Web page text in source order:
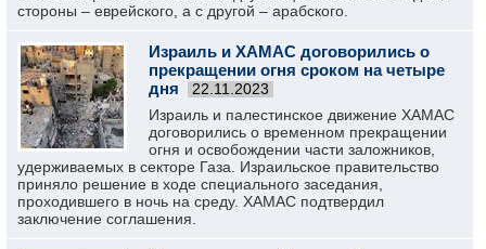
стороны – еврейского, а с другой – арабского.
Израиль и ХАМАС договорились о
прекращении огня сроком на четыре
дня
22.11.2023
Израиль и палестинское движение ХАМАС
договорились о временном прекращении
огня и освобождении части заложников,
удерживаемых в секторе Газа. Израильское правительство
приняло решение в ходе специального заседания,
проходившего в ночь на среду. ХАМАС подтвердил
заключение соглашения.